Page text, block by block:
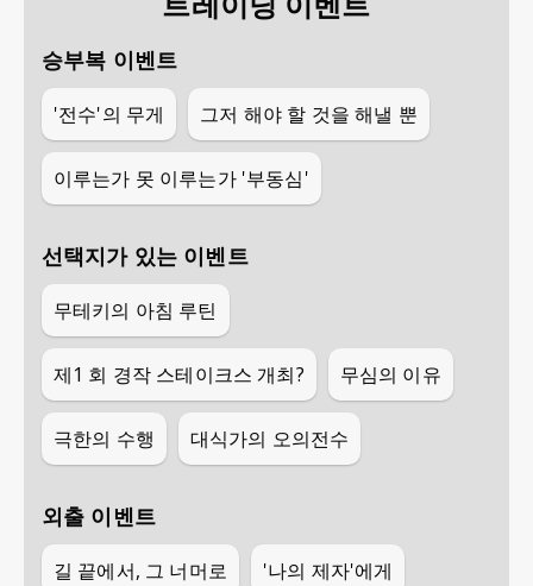
승부복 이벤트
'전수'의 무게 그저 해야 할 것을 해낼 뿐
이루는가 못 이루는가 '부동심'
선택지가 있는 이벤트
무테키의 아침 루틴
제1 회 경작 스테이크스 개최? 무심의 이유
극한의 수행 대식가의 오의전수
외출 이벤트
길 끝에서, 그 너머로 '나의 제자'에게